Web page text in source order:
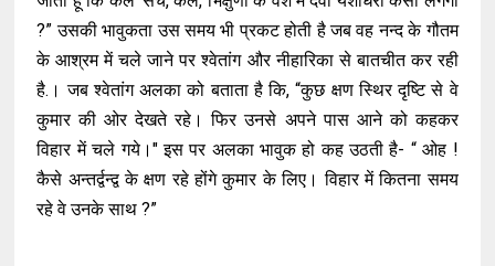
?” उसकी भावुकता उस समय भी प्रकट होती है जब वह नन्द के गौतम
के आश्रम में चले जाने पर श्वेतांग और नीहारिका से बातचीत कर रही
है.। जब श्वेतांग अलका को बताता है कि, “कुछ क्षण स्थिर दृष्टि से वे
कुमार की ओर देखते रहे। फिर उनसे अपने पास आने को कहकर
विहार में चले गये।" इस पर अलका भावुक हो कह उठती है- “ ओह !
कैसे अन्तर्द्वन्द्व के क्षण रहे होंगे कुमार के लिए। विहार में कितना समय
रहे वे उनके साथ ?”